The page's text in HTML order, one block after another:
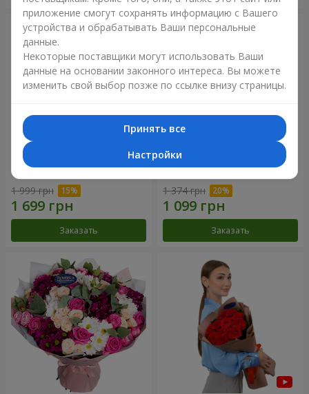
Букет "Цветочное Selfie!"
1 999 грн
Заказать
Букет "Яркие солнышки!"
1 374 грн
Заказать
приложение смогут сохранять информацию с Вашего
устройства и обрабатывать Ваши персональные
данные.
Некоторые поставщики могут использовать Ваши
данные на основании законного интереса. Вы можете
изменить свой выбор позже по ссылке внизу страницы.
Принять все
Настройки